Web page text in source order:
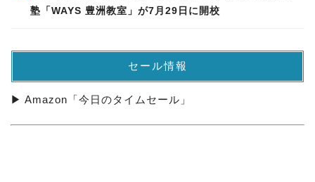
塾「WAYS 豊洲教室」が7月29日に開校
セール情報
▶ Amazon「今日のタイムセール」